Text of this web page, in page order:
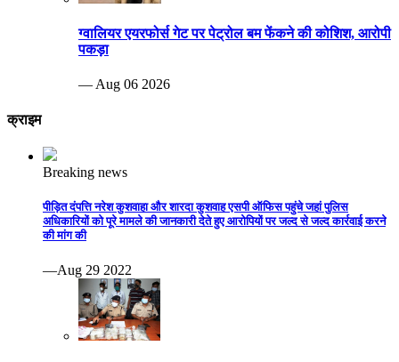
ग्वालियर एयरफोर्स गेट पर पेट्रोल बम फेंकने की कोशिश, आरोपी
पकड़ा
— Aug 06 2026
क्राइम
Breaking news
पीड़ित दंपत्ति नरेश कुशवाहा और शारदा कुशवाह एसपी ऑफिस पहुंचे जहां पुलिस
अधिकारियों को पूरे मामले की जानकारी देते हुए आरोपियों पर जल्द से जल्द कार्रवाई करने
की मांग की
—Aug 29 2022